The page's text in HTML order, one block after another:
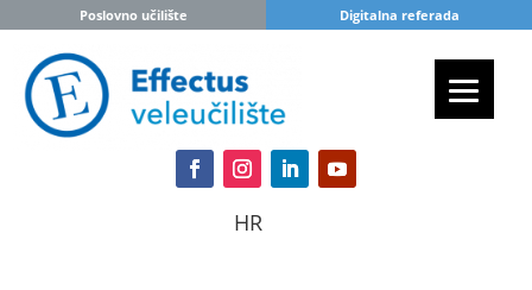
Poslovno učilište Digitalna referada
HR